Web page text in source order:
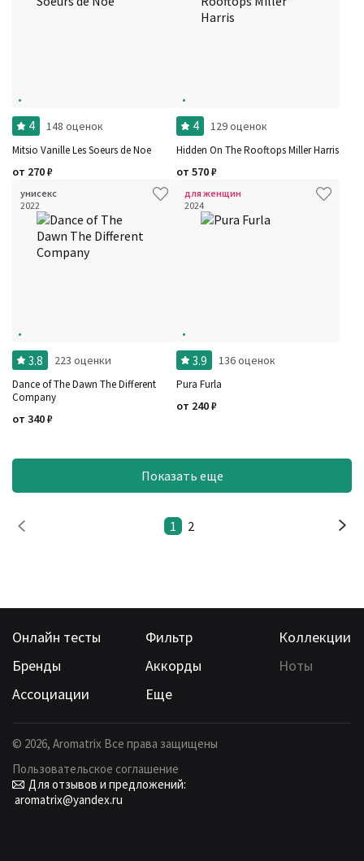
4 148 оценок
Mitsio Vanille Les Soeurs de Noe
от 270₽
4 129 оценок
Hidden On The Rooftops Miller Harris
от 570₽
унисекс
2022
3.8 223 оценки
Dance of The Dawn The Different
Company
от 340₽
для женщин
2024
3.9 136 оценок
Pura Furla
от 240₽
Показать еще
1 2
Онлайн тесты Фильтр
Коллекции
Бренды
Аккорды
Ноты
Ассоциации
Еще
© 2026, Aromatrix Все права защищены
Пользовательское соглашение
Для отзывов и предложений:
aromatrix@yandex.ru